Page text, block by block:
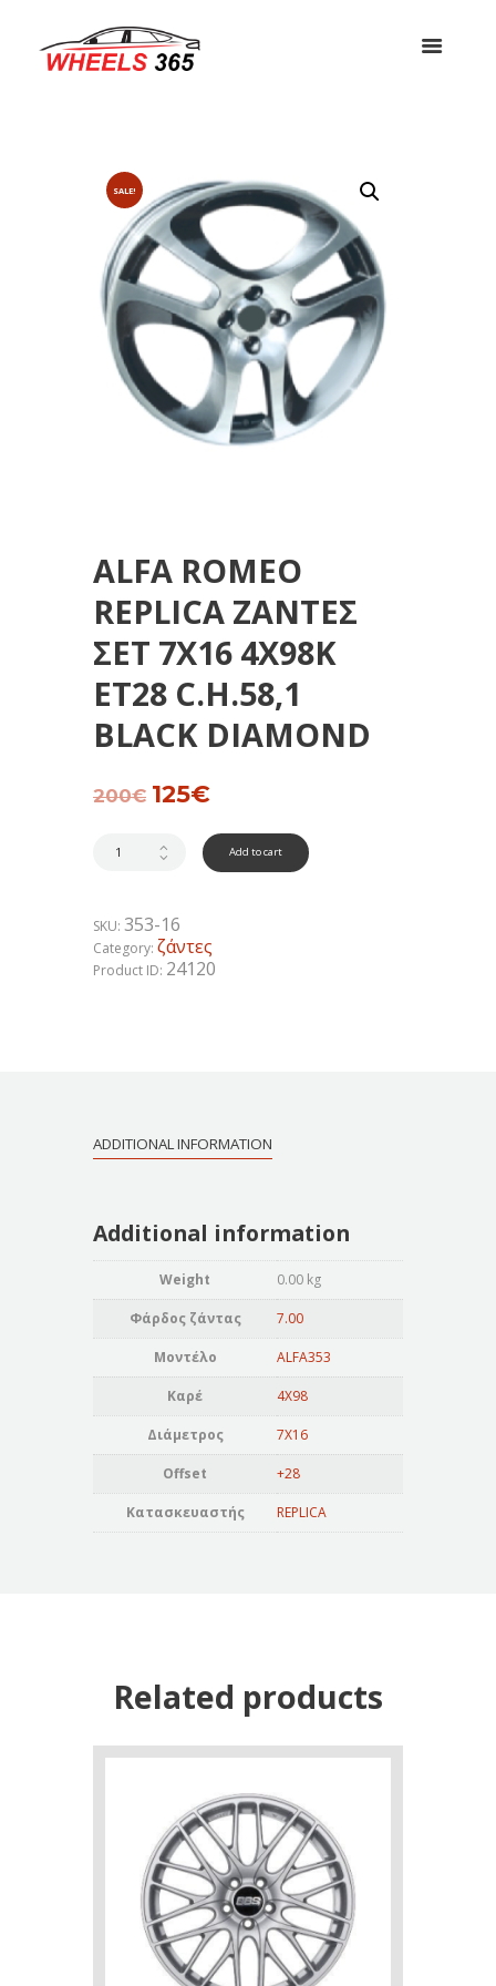
SALE!
ALFA ROMEO
REPLICA ΖΑΝΤΕΣ
ΣΕΤ 7Χ16 4Χ98Κ
ΕΤ28 C.H.58,1
BLACK DIAMOND
200€ Original
200€.
125€Current
is:
125€.
Add to cart
SKU: 353-16
Category: ζάντες
Product ID: 24120
ADDITIONAL INFORMATION
Additional information
Weight 0.00 kg
Φάρδος ζάντας 7.00
Μοντέλο ALFA353
Καρέ 4X98
Διάμετρος 7X16
Offset +28
Κατασκευαστής REPLICA
Related products